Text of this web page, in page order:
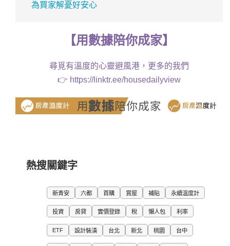
為買家解憂好安心
【用數據陪你成家】
尋覓有溫度的心靈避風港，更多的我們
👉 https://linktr.ee/housedailyview
熱搜關鍵字
新青安 六都 首購 賞屋 補貼 永續溫度計
投資 房貸 實價登錄 稅 懶人包 利率
ETF 設計裝潢 台北 新北 桃園 台中